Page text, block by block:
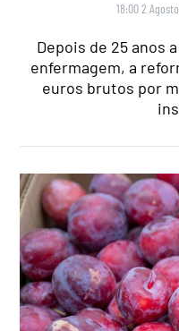
18:00 2
Depois de 25 anos
enfermagem, a
euros brutos por